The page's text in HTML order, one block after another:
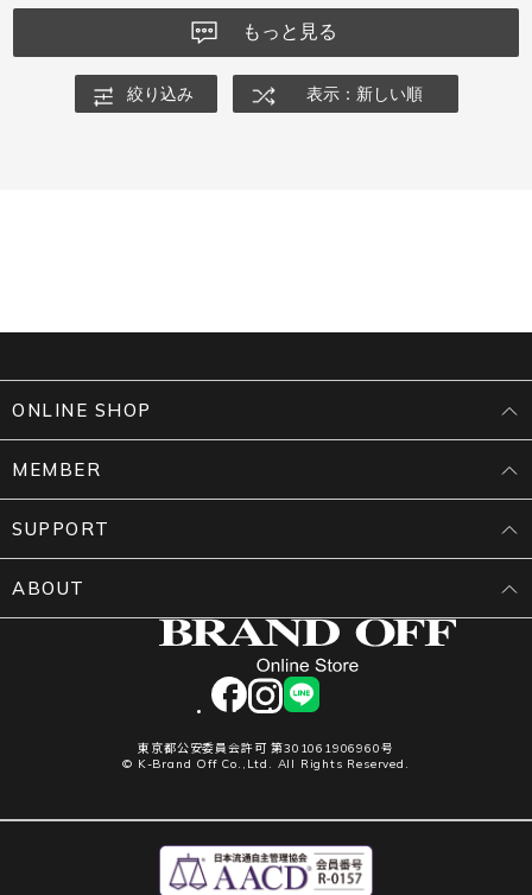
もっと見る
絞り込み 表示：新しい順
facebookinstagram
LINE
東京都公安委員会許可 第301061906960号
© K-Brand Off Co.,Ltd. All Rights Reserved.
ONLINE SHOP
MEMBER
SUPPORT
ABOUT